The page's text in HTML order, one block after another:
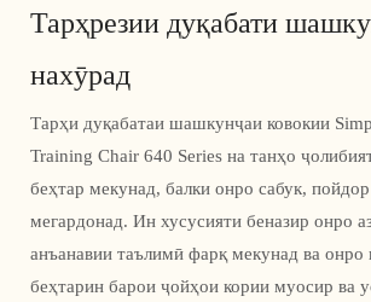
Тарҳрезии дуқабати
нахӯрад
Тарҳи дуқабатаи шашкунҷаи ковокии
Training Chair 640 Series на танҳо
беҳтар мекунад, балки онро сабук,
мегардонад. Ин хусусияти беназир онро
анъанавии таълимӣ фарқ мекунад ва онро
беҳтарин барои ҷойҳои кории муосир ва